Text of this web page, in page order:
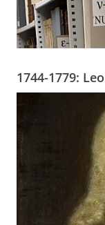
1744-1779: